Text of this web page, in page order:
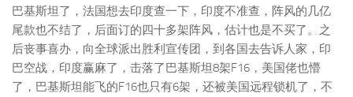
巴基斯坦了，法国想去印度查一下，印度不准查，阵风的几亿
尾款也不结了，后面订的四十多架阵风，估计也是不买了。之
后丧事喜办，向全球派出胜利宣传团，到各国去告诉人家，印
巴空战，印度赢麻了，击落了巴基斯坦8架F16，美国佬也懵
了，巴基斯坦能飞的F16也只有6架，还被美国远程锁机了，不